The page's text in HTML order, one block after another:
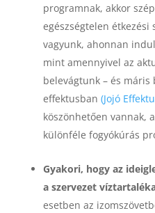
programnak, akkor
egészségtelen étkezési
vagyunk, ahonnan
mint amennyivel az
belevágtunk – és máris
effektusban (Jojó
köszönhetően vannak,
különféle fogyókúrás
Gyakori, hogy az
a szervezet
esetben az